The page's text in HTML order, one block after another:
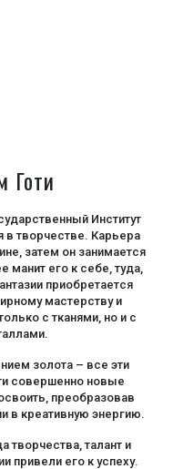
Готи
Институт
в творчестве. Карьера
затем он занимается
манит его к себе, туда,
приобретается
мастерству и
с тканями, но и с
золота – все эти
совершенно новые
преобразовав
в креативную энергию.
творчества, талант и
привели его к успеху.